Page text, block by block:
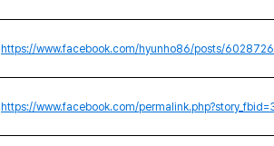
https://www.facebook.com/hyunho86/posts/
https://www.facebook.com/